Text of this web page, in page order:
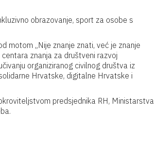
obrazovanje, sport za osobe s
motom „Nije znanje znati, već je znanje
znanja za društveni razvoj
organiziranog civilnog društva iz
Hrvatske, digitalne Hrvatske i
predsjednika RH, Ministarstva